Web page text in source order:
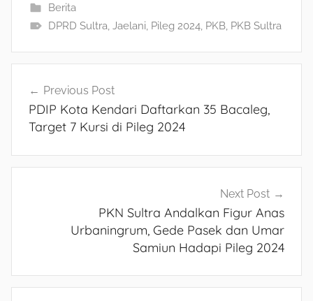
Berita
DPRD Sultra, Jaelani, Pileg 2024, PKB, PKB Sultra
Navigasi
pos
Previous Post
PDIP Kota Kendari Daftarkan 35 Bacaleg,
Target 7 Kursi di Pileg 2024
Next Post
PKN Sultra Andalkan Figur Anas
Urbaningrum, Gede Pasek dan Umar
Samiun Hadapi Pileg 2024